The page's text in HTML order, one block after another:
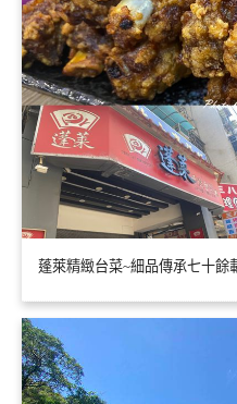
蓬萊精緻台菜~細品傳承七十餘